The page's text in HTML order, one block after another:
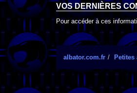
VOS DERNIÈRES
Pour accéder à ces
albator.com.fr Petites